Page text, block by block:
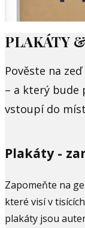
PLAKÁTY
Pověste na
– a který bude
vstoupí do
Plakáty -
Zapomeňte na
které visí v
plakáty jsou